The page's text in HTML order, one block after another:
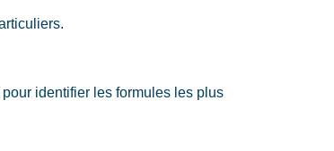
identifier les formules les plus